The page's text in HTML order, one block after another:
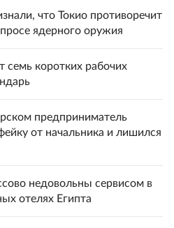
что Токио противоречит
ядерного оружия
семь коротких рабочих
предприниматель
от начальника и лишился
недовольны сервисом в
отелях Египта